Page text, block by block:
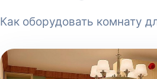
Как оборудовать комнату